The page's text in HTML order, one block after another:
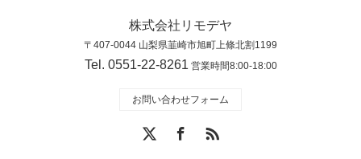
株式会社リモデヤ
〒407-0044 山梨県韮崎市旭町上條北割1199
Tel. 0551-22-8261 営業時間8:00-18:00
お問い合わせフォーム
RSS